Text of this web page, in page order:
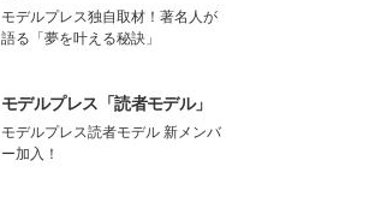
モデルプレス独自取材！著名人が
語る「夢を叶える秘訣」
モデルプレス「読者モデル」
モデルプレス読者モデル 新メンバ
ー加入！